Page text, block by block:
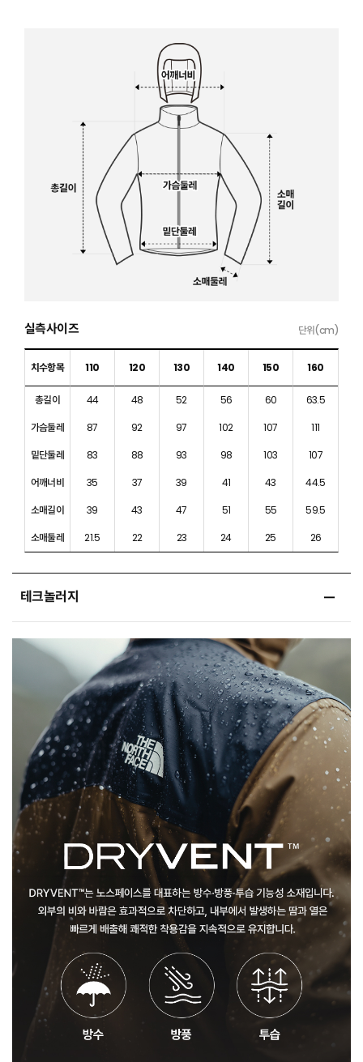
실측사이즈 단위(cm)
치수항목 110 120 130 140 150 160
총길이 44 48 52 56 60
63.5
가슴둘레
87 92 97 102 107
111
밑단둘레
83 88 93 98 103
107
어깨너비
35 37 39 41 43
44.5
소매길이
39 43 47 51 55
59.5
소매둘레
21.5 22 23 24 25 26
테크놀러지